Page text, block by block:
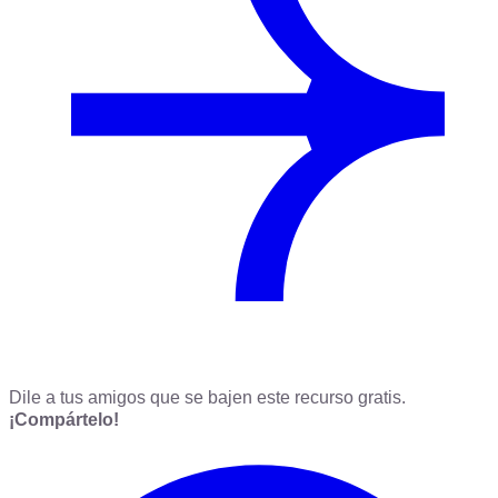
Dile a tus amigos que se bajen este recurso gratis.
¡Compártelo!